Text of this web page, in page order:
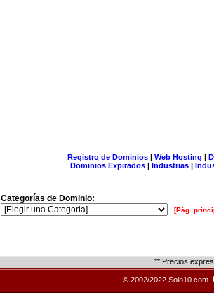
Registro de Dominios| Web Hosting |
Dominios Expirados | Industrias |
Categorías de Dominio:
[Pág.
** Precios
© 2002/2022 Solo10.com